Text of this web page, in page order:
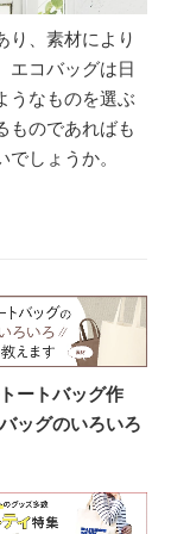
り、素材により
エコバッグは日
うなものを選ぶ
ものであればも
しょうか。
ートバッグ作
ッグのいろいろ